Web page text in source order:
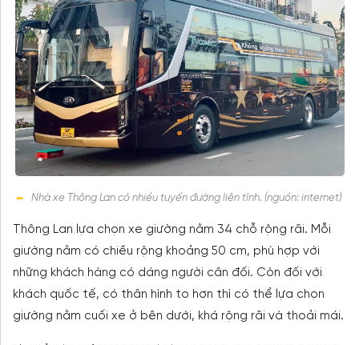
Nhà xe Thông Lan có nhiều tuyến đường liên tỉnh. (nguồn: internet)
Thông Lan lựa chọn xe giường nằm 34 chỗ rộng rãi. Mỗi
giường nằm có chiều rộng khoảng 50 cm, phù hợp với
những khách hàng có dáng người cân đối. Còn đối với
khách quốc tế, có thân hình to hơn thì có thể lựa chọn
giường nằm cuối xe ở bên dưới, khá rộng rãi và thoải mái.